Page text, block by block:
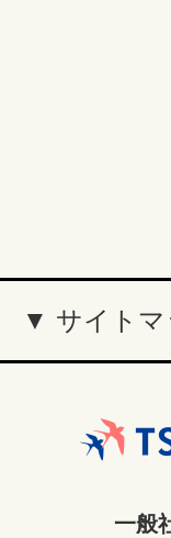
▼ サイトマ
一般